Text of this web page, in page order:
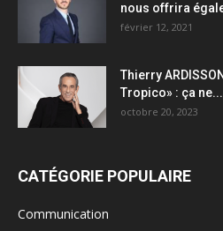
nous offrira
février 12, 2021
Thierry
Tropico» : ça ne...
octobre 20, 2023
CATÉGORIE POPULAIRE
Communication